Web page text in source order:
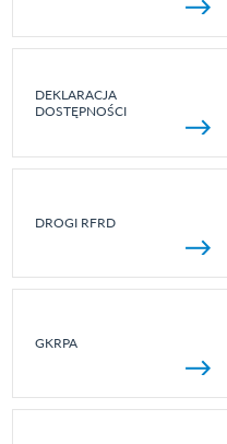
DEKLARACJA
DOSTĘPNOŚCI
DROGI RFRD
GKRPA